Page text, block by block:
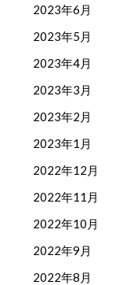
2023年6月
2023年5月
2023年4月
2023年3月
2023年2月
2023年1月
2022年12月
2022年11月
2022年10月
2022年9月
2022年8月